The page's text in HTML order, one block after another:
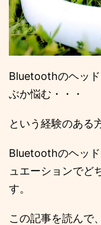
Bluetoothのヘッ
ぶか悩む・・・
という経験のある
Bluetoothのヘッ
ュエーションでど
す。
この記事を読んで